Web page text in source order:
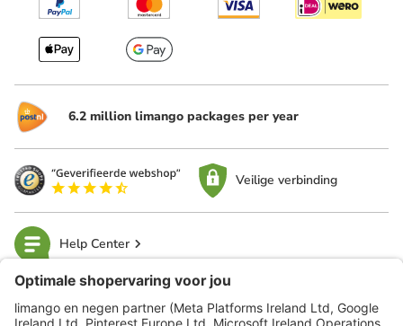
6.2 million limango packages per year
Veilige verbinding
Help Center
limango